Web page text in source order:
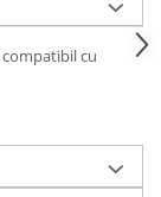
cu